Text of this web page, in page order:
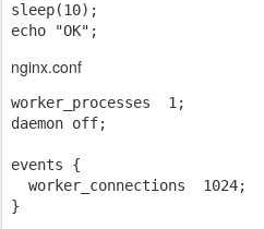
sleep(10);
nginx.conf
worker_processes  1;
daemon off;
events {
  worker_connections  1024;
}